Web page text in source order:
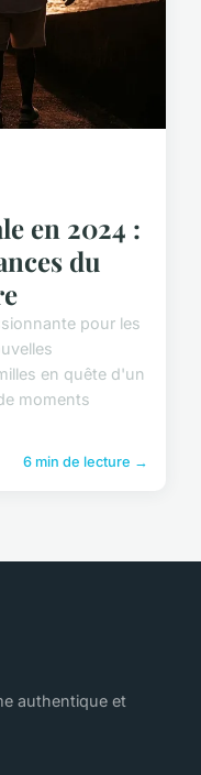
en 2024 :
du
pour les
en quête d'un
moments
6 min de lecture →
authentique et